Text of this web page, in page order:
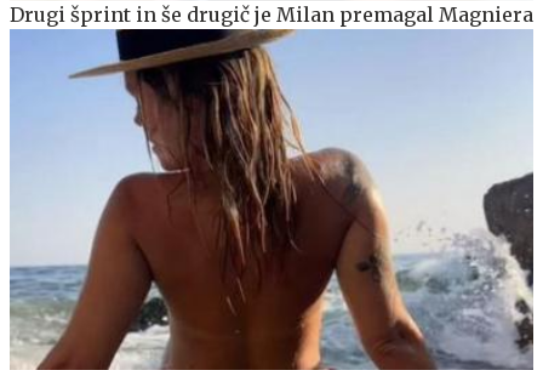
Drugi šprint in še drugič je Milan premagal Magniera